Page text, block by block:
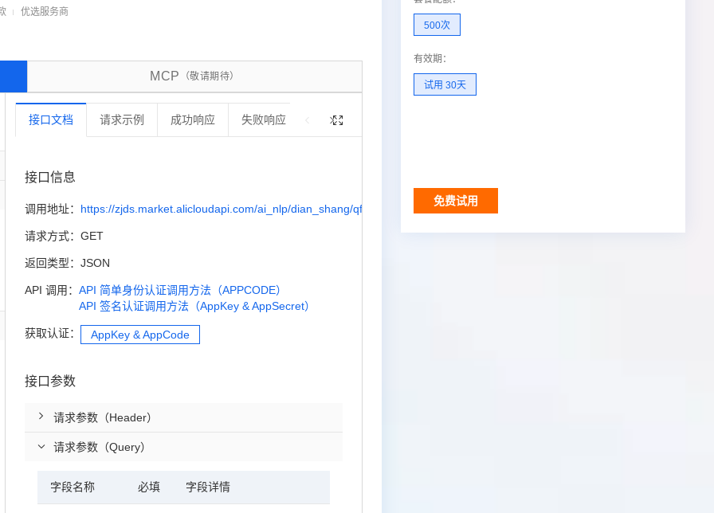
取抽取识别，支持汽车用品安全自驾地锁电商数据产品属性要素提
优选服务商
MCP （敬请期待）

接口文档 请求示例 成功响应 失败响应 错误码
接口信息
调用地址： https://zjds.market.alicloudapi.com/ai_nlp/dian_shang/qfyzpw/v1
请求方式： GET
返回类型： JSON
API 调用： API 简单身份认证调用方法（APPCODE）
API 签名认证调用方法（AppKey & AppSecret）
获取认证： AppKey & AppCode
接口参数
请求参数（Header）
请求参数（Query）
字段名称 必填 字段详情
500次
有效期 ：
试用 30天
免费试用